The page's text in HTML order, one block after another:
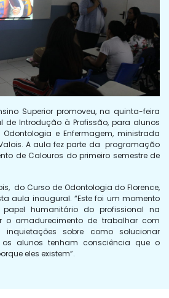
Superior promoveu, na quinta-feira
Introdução à Profissão, para alunos
e Enfermagem, ministrada
A aula fez parte da programação
de Calouros do primeiro semestre de
do Curso de Odontologia do Florence,
aula inaugural. “Este foi um momento
humanitário do profissional na
o amadurecimento de trabalhar com
inquietações sobre como solucionar
alunos tenham consciência que o
eles existem”.